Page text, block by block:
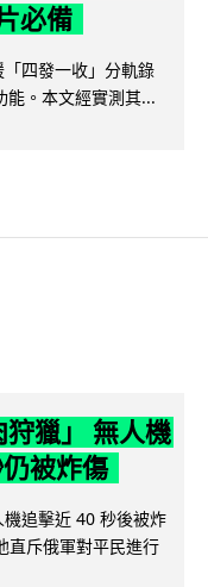
必備
四發一收」分軌錄
。本文經實測其...
獵」 無人機
被炸傷
追擊近 40 秒後被炸
直斥俄軍對平民進行